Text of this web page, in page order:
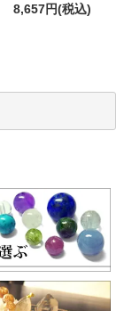
8,657円(税込)